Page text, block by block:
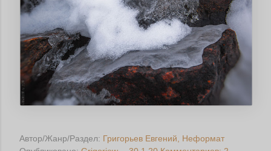
Автор/Жанр/Раздел: Григорьев Евгений
Неформат